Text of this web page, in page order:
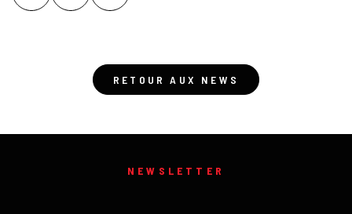
RETOUR AUX NEWS
NEWSLETTER